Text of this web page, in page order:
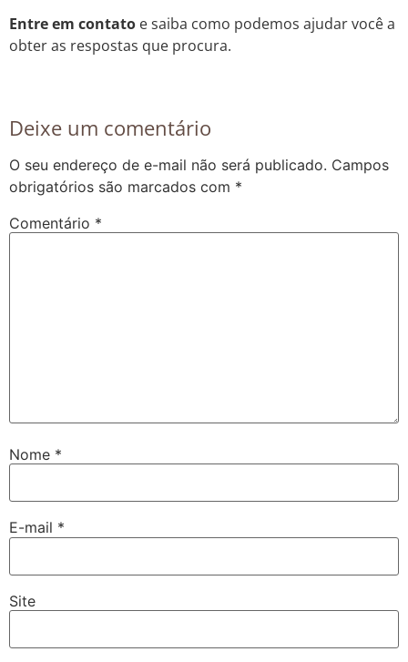
Entre em contato e saiba como podemos ajudar você a
obter as respostas que procura.
Deixe um comentário
O seu endereço de e-mail não será publicado. Campos
obrigatórios são marcados com *
Comentário *
Nome *
E-mail *
Site